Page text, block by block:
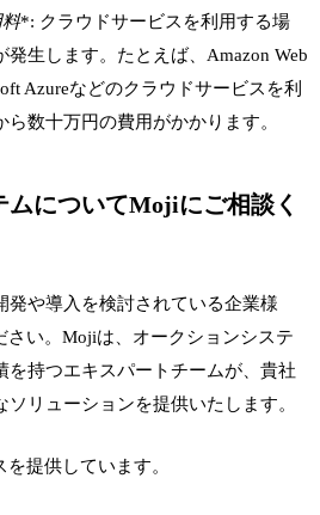
*: クラウドサービスを利用する場
生します。たとえば、Amazon Web
Azureなどのクラウドサービスを利
数十万円の費用がかかります。
ムについてMojiにご相談く
発や導入を検討されている企業様
さい。Mojiは、オークションシステ
を持つエキスパートチームが、貴社
リューションを提供いたします。
提供しています。